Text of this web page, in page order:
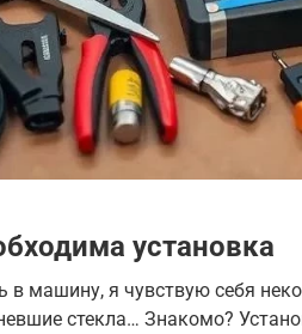
установка
в машину, я чувствую себя
стекла… Знакомо?